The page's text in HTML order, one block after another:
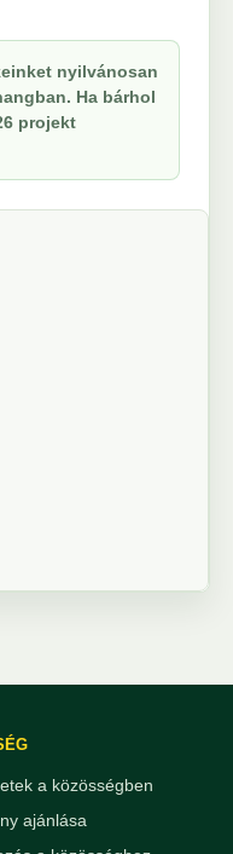
nyilvánosan
Ha bárhol
projekt
a közösségben
ajánlása